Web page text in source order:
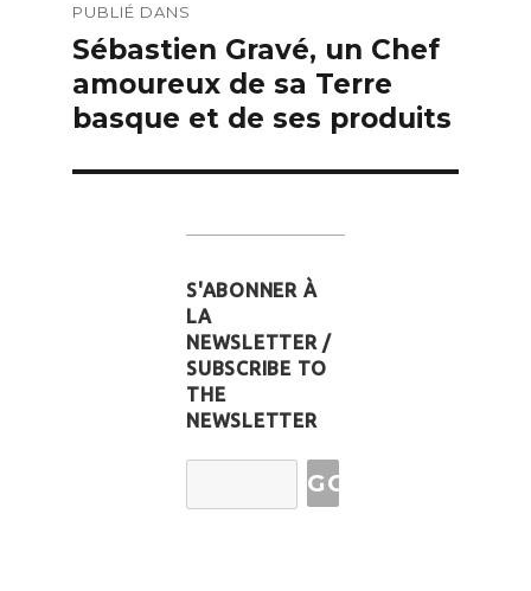
de
l’article
PUBLIÉ DANS
Sébastien Gravé, un Chef
amoureux de sa Terre
basque et de ses produits
S'ABONNER À
LA
NEWSLETTER /
SUBSCRIBE TO
THE
NEWSLETTER
Email
Address